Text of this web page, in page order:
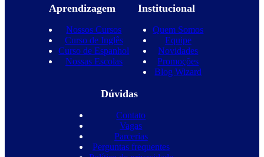
Aprendizagem
Nossos Cursos
Curso de Inglês
Curso de Espanhol
Nossas Escolas
Institucional
Quem Somos
Equipe
Novidades
Promoções
Blog Wizard
Dúvidas
Contato
Vagas
Parcerias
Perguntas frequentes